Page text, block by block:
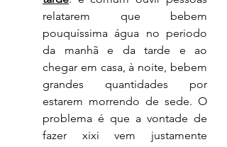
relatarem que bebem
pouquíssima água no periodo
da manhã e da tarde e ao
chegar em casa, à noite, bebem
grandes quantidades por
estarem morrendo de sede. O
problema é que a vontade de
fazer xixi vem justamente